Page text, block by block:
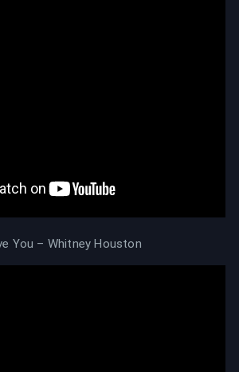
You – Whitney Houston